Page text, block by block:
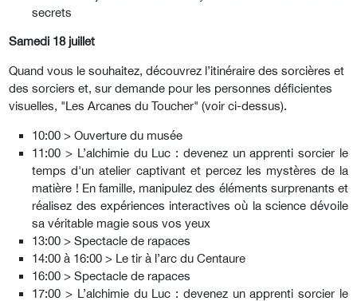
secrets
Samedi 18 juillet
Quand vous le souhaitez, découvrez l’itinéraire des sorcières et
des sorciers et, sur demande pour les personnes déficientes
visuelles, "Les Arcanes du Toucher" (voir ci-dessus).
10:00 > Ouverture du musée
11:00 > L’alchimie du Luc : devenez un apprenti sorcier le
temps d'un atelier captivant et percez les mystères de la
matière ! En famille, manipulez des éléments surprenants et
réalisez des expériences interactives où la science dévoile
sa véritable magie sous vos yeux
13:00 > Spectacle de rapaces
14:00 à 16:00 > Le tir à l’arc du Centaure
16:00 > Spectacle de rapaces
17:00 > L’alchimie du Luc : devenez un apprenti sorcier le